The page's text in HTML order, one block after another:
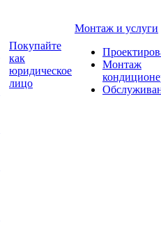
Покупайте
как
юридическое
лицо
Монтаж и услуги
Монтаж